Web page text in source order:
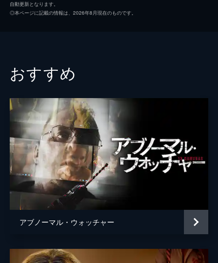
製作
フェルナンダ・デ・ラ・ペサ
自動更新となります。
◎本ページに記載の情報は、2026年8月現在のものです。
おすすめ
アブノーマル・ウォッチャー